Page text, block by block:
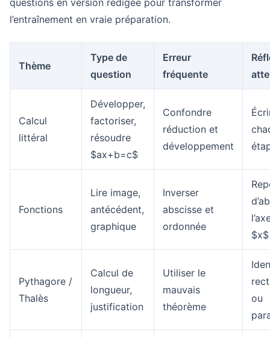
questions en version rédigée pour transformer
l’entraînement en vraie préparation.
Thème
Type de
question
Erreur
fréquente
Calcul
littéral
Développer,
factoriser,
résoudre
$ax+b=c$
Confondre
réduction et
développement
Fonctions
Lire image,
antécédent,
graphique
Inverser
abscisse et
ordonnée
$x$
Pythagore /
Thalès
Calcul de
longueur,
justification
Utiliser le
mauvais
théorème
ou